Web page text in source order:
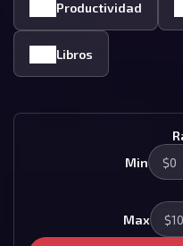
Productividad
Libros
Min
Max